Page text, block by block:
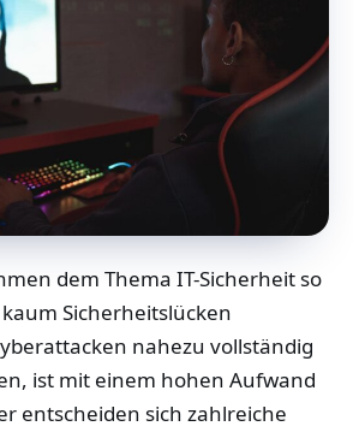
dem Thema IT-Sicherheit so
Sicherheitslücken
nahezu vollständig
ist mit einem hohen Aufwand
entscheiden sich zahlreiche